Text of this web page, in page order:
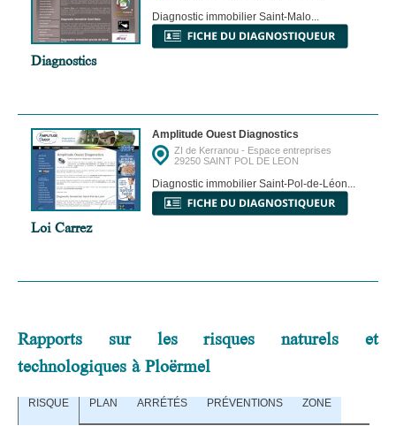
Diagnostic immobilier Saint-Malo...
Diagnostics
Amplitude Ouest Diagnostics
ZI de Kerranou - Espace entreprises
29250 SAINT POL DE LEON
Diagnostic immobilier Saint-Pol-de-Léon...
Loi Carrez
Rapports sur les risques naturels et
technologiques à Ploërmel
RISQUE PLAN ARRÉTÉS PRÉVENTIONS ZONE